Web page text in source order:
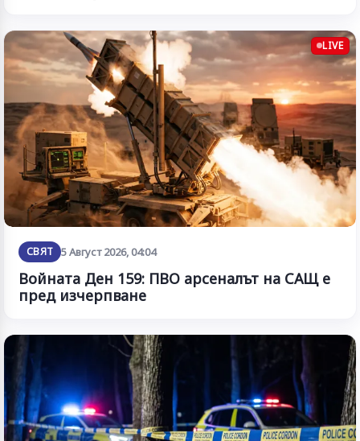
LIVE
СВЯТ 5 Август 2026, 04:04
Войната Ден 159: ПВО арсеналът на САЩ е
пред изчерпване